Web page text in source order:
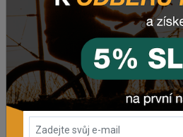
Rebuild kit pedálov
981,59 Kč
Náhradný gumový diel
72,48 Kč